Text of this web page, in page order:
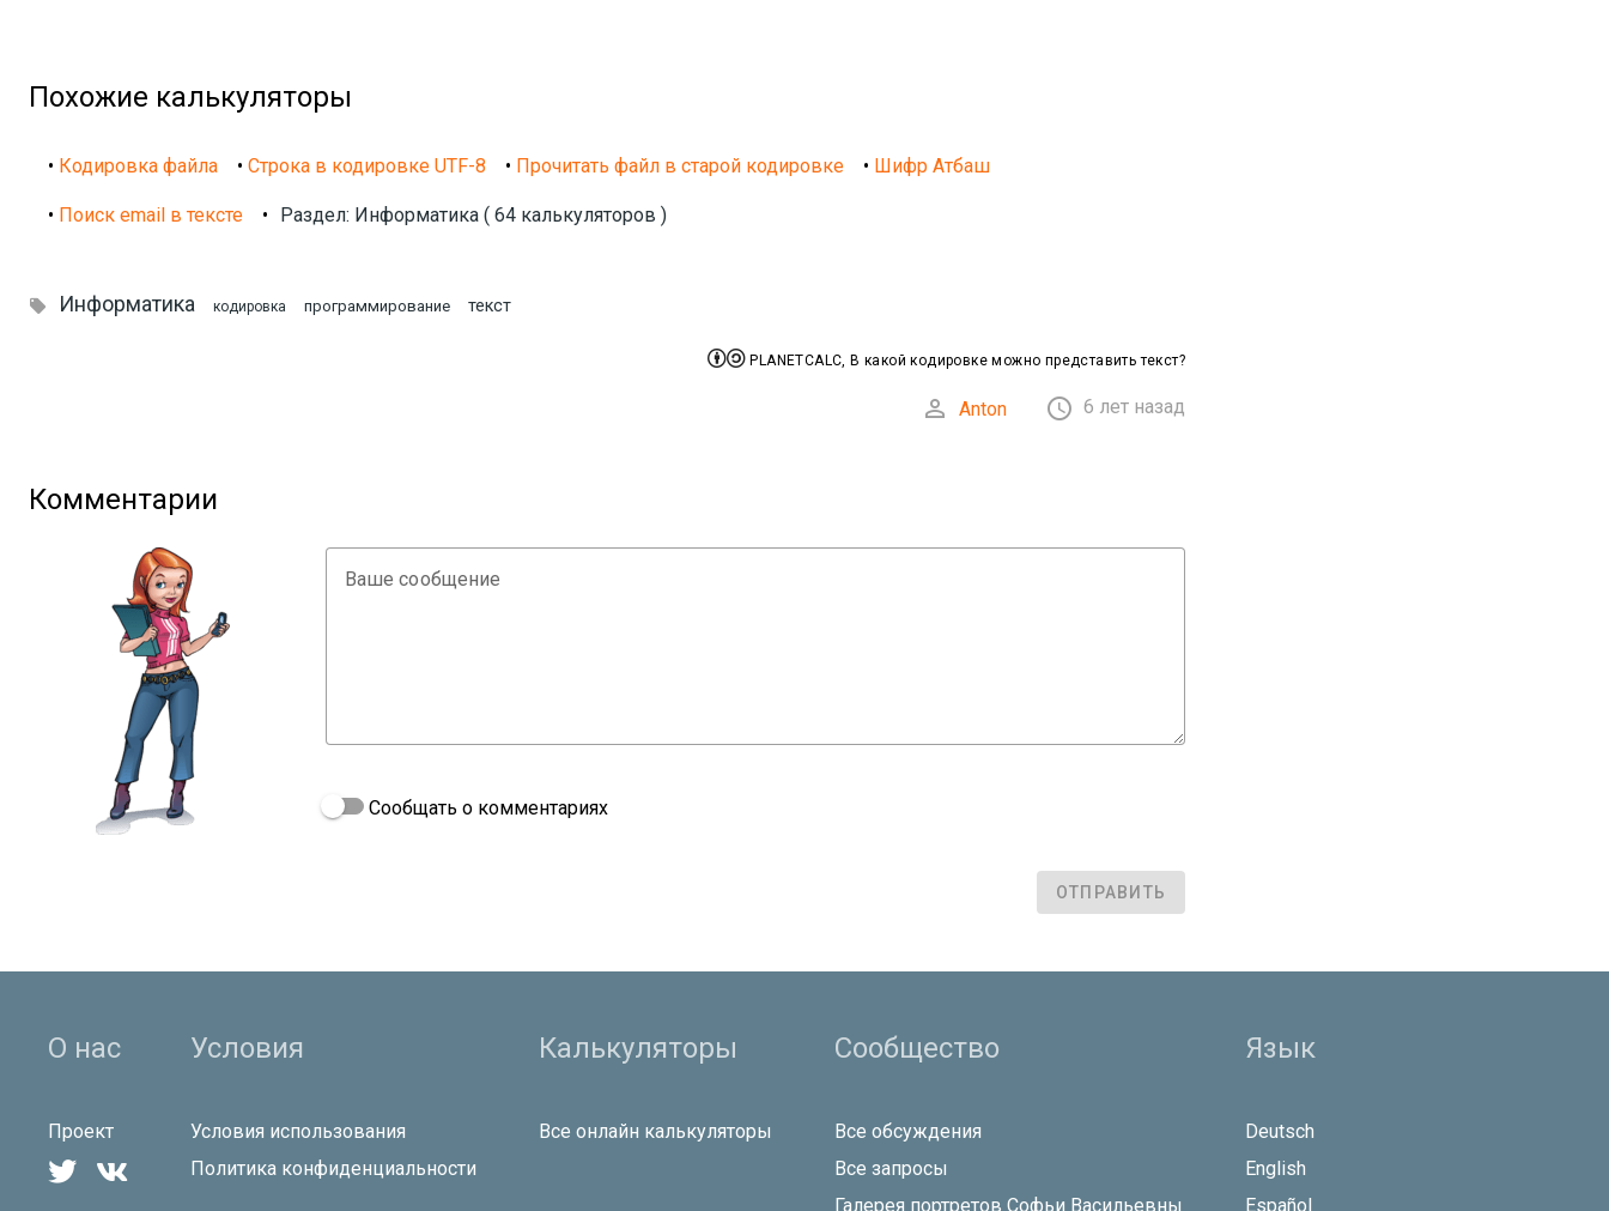
Похожие калькуляторы
• Кодировка файла • Строка в кодировке UTF-8 • Прочитать файл в старой кодировке • Шифр Атбаш
• Поиск email в тексте • Раздел: Информатика ( 64 калькуляторов )
 Информатика кодировка программирование текст
 PLANETCALC, В какой кодировке можно представить текст?
 Anton  6 лет назад
Комментарии
Ваше сообщение
Сообщать о комментариях
ОТПРАВИТЬ
О нас
Проект
 
Условия
Условия использования
Политика конфиденциальности
Калькуляторы
Все онлайн калькуляторы
Сообщество
Все обсуждения
Все запросы
Галерея портретов Софьи Васильевны
Язык
Deutsch
English
Español